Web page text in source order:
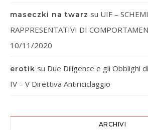
maseczki na twarz su UIF – SCHEMI
RAPPRESENTATIVI DI
10/11/2020
erotik su Due Diligence e gli Obblighi
IV – V Direttiva Antiriciclaggio
ARCHIVI